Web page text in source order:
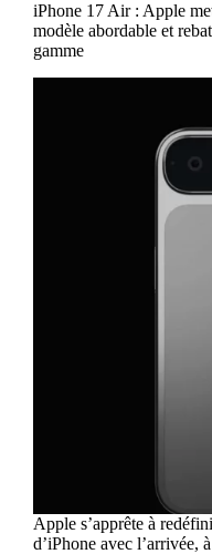
iPhone 17 Air : Apple
modèle abordable et
gamme
Apple s’apprête à
d’iPhone avec l’arrivée,